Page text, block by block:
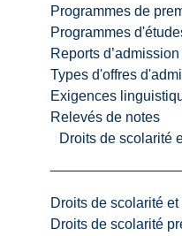
Programmes de
Programmes
Reports d’admission
Types d'offres
Exigences
Relevés de notes
Droits de scolarité
Droits de scolarité
Droits de scolarité